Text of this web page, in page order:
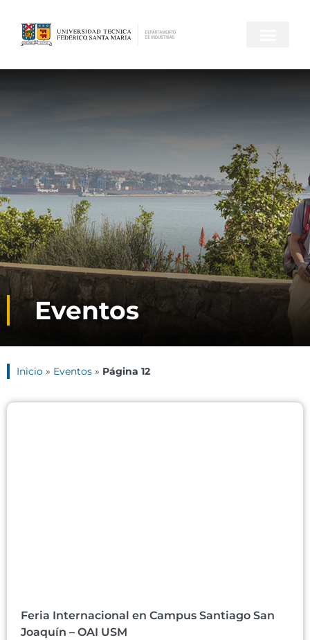
Eventos
Inicio » Eventos » Página 12
Feria Internacional en Campus Santiago San
Joaquín – OAI USM